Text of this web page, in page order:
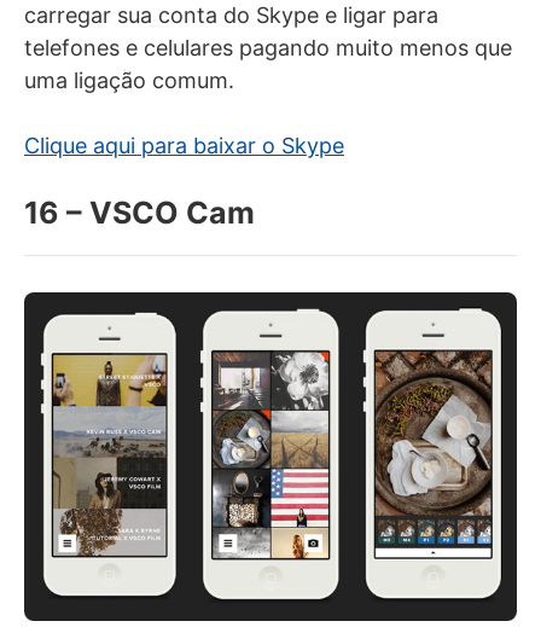
carregar sua conta do Skype e ligar para
telefones e celulares pagando muito menos que
uma ligação comum.
Clique aqui para baixar o Skype
16 – VSCO Cam